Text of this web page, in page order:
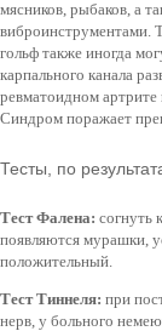
мясников, рыбаков, а
виброинструментами.
гольф также иногда
карпального канала
ревматоидном артрите
Синдром поражает
Тесты, по
Тест Фалена: согнуть
появляются мурашки,
положительный.
Тест Тиннеля: при
нерв, у больного